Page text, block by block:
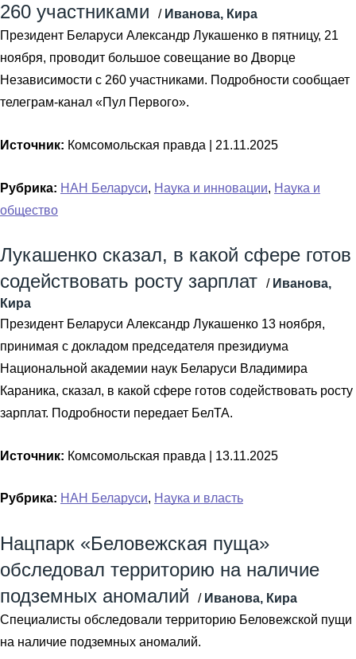
260 участниками
/ Иванова, Кира
Президент Беларуси Александр Лукашенко в пятницу, 21
ноября, проводит большое совещание во Дворце
Независимости с 260 участниками. Подробности сообщает
телеграм-канал «Пул Первого».
Источник: Комсомольская правда | 21.11.2025
Рубрика: НАН Беларуси, Наука и инновации, Наука и
общество
Лукашенко сказал, в какой сфере готов
содействовать росту зарплат
/ Иванова,
Кира
Президент Беларуси Александр Лукашенко 13 ноября,
принимая с докладом председателя президиума
Национальной академии наук Беларуси Владимира
Караника, сказал, в какой сфере готов содействовать росту
зарплат. Подробности передает БелТА.
Источник: Комсомольская правда | 13.11.2025
Рубрика: НАН Беларуси, Наука и власть
Нацпарк «Беловежская пуща»
обследовал территорию на наличие
подземных аномалий
/ Иванова, Кира
Специалисты обследовали территорию Беловежской пущи
на наличие подземных аномалий.